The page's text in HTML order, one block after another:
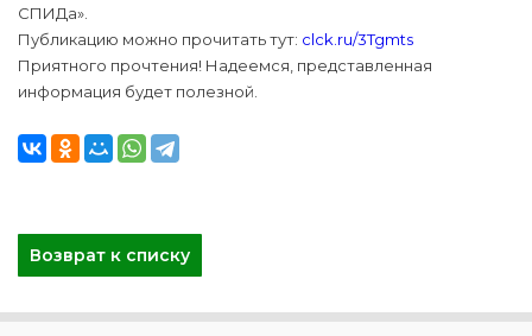
СПИДа».
Публикацию можно прочитать тут: clck.ru/3Tgmts
Приятного прочтения! Надеемся, представленная
информация будет полезной.
Возврат к списку